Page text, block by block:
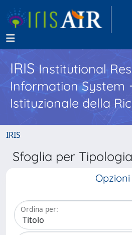
IRISInstitutional
Information System
Istituzionale della
IRIS
Sfoglia per
Opzioni
Ordina per: